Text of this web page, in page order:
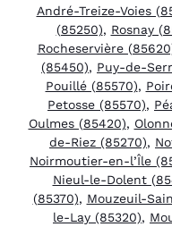
André-Treize-Voies
(85250), Rosnay
Rocheservière
(85450), Puy-de-
Pouillé (85570),
Petosse (85570),
Oulmes (85420),
de-Riez (85270),
Noirmoutier-en-l’Île
Nieul-le-Dolent
(85370), Mouzeuil-
le-Lay (85320),